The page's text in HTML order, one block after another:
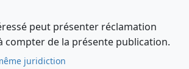
peut présenter réclamation
compter de la présente publication.
juridiction